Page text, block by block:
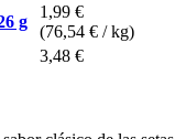
g
1,99 €
(76,54 € / kg)
3,48 €